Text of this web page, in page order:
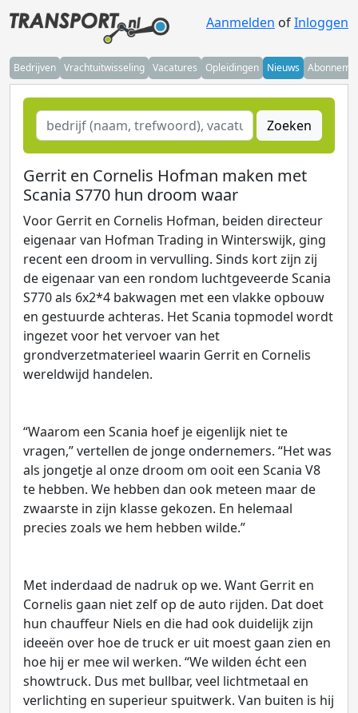
Aanmelden ofInloggen
Bedrijven Vrachtuitwisseling Vacatures Opleidingen Nieuws
Zoeken
Gerrit en Cornelis Hofman maken met
Scania S770 hun droom waar
Voor Gerrit en Cornelis Hofman, beiden directeur
eigenaar van Hofman Trading in Winterswijk, ging
recent een droom in vervulling. Sinds kort zijn zij
de eigenaar van een rondom luchtgeveerde Scania
S770 als 6x2*4 bakwagen met een vlakke opbouw
en gestuurde achteras. Het Scania topmodel wordt
ingezet voor het vervoer van het
grondverzetmaterieel waarin Gerrit en Cornelis
wereldwijd handelen.
“Waarom een Scania hoef je eigenlijk niet te
vragen,” vertellen de jonge ondernemers. “Het was
als jongetje al onze droom om ooit een Scania V8
te hebben. We hebben dan ook meteen maar de
zwaarste in zijn klasse gekozen. En helemaal
precies zoals we hem hebben wilde.”
Met inderdaad de nadruk op we. Want Gerrit en
Cornelis gaan niet zelf op de auto rijden. Dat doet
hun chauffeur Niels en die had ook duidelijk zijn
ideeën over hoe de truck er uit moest gaan zien en
hoe hij er mee wil werken. “We wilden écht een
showtruck. Dus met bullbar, veel lichtmetaal en
verlichting en superieur spuitwerk. Van buiten is hij